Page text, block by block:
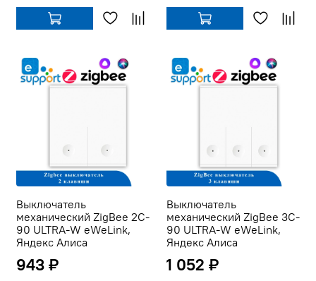
Выключатель
механический ZigBee 2C-
90 ULTRA-W eWeLink,
Яндекс Алиса
943 ₽
Выключатель
механический ZigBee 3C-
90 ULTRA-W eWeLink,
Яндекс Алиса
1 052 ₽